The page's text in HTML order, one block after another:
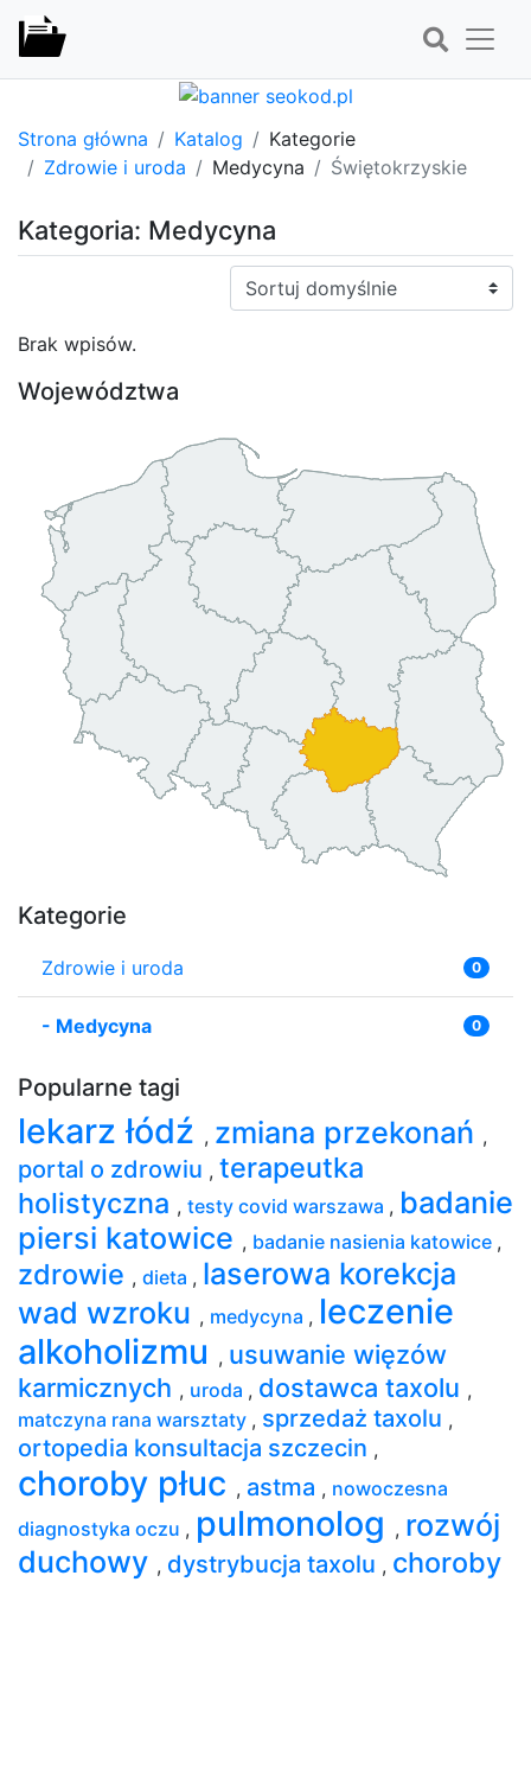
Strona główna Katalog
Kategorie
Zdrowie i uroda
Medycyna Świętokrzyskie
Kategoria: Medycyna
Sortuj:
Brak wpisów.
Województwa
Kategorie
Zdrowie i uroda 0
- Medycyna 0
Popularne tagi
lekarz łódź , zmiana przekonań ,
portal o zdrowiu , terapeutka
holistyczna , testy covid warszawa , badanie
piersi katowice , badanie nasienia katowice ,
zdrowie , dieta , laserowa korekcja
wad wzroku , medycyna , leczenie
alkoholizmu , usuwanie więzów
karmicznych , uroda , dostawca taxolu ,
matczyna rana warsztaty , sprzedaż taxolu ,
ortopedia konsultacja szczecin ,
choroby płuc , astma , nowoczesna
diagnostyka oczu , pulmonolog , rozwój
duchowy , dystrybucja taxolu , choroby